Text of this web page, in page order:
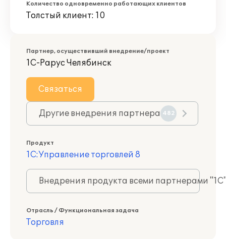
Количество одновременно работающих клиентов
Толстый клиент: 10
Партнер, осуществивший внедрение/проект
1С-Рарус Челябинск
Связаться
Другие внедрения партнера 482
Продукт
1С:Управление торговлей 8
Внедрения продукта всеми партнерами
Отрасль / Функциональная задача
Торговля